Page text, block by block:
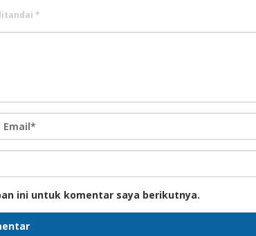
*
ini untuk komentar saya berikutnya.